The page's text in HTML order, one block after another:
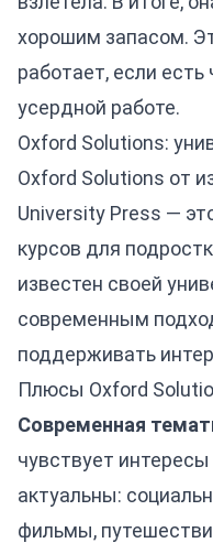
хорошим запасом.
работает, если есть
усердной работе.
Oxford Solutions:
Oxford Solutions от
University Press —
курсов для
известен своей
современным
поддерживать
Плюсы Oxford
Современная
чувствует
актуальны:
фильмы,